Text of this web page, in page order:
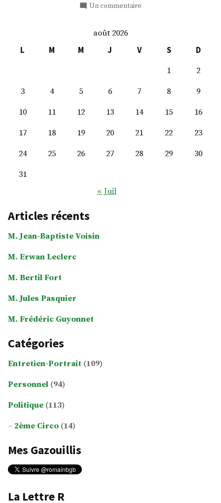
Un commentaire
août 2026
L
M M J V S
D
1
2
3
4 5 6 7 8
9
10
11 12 13 14 15
16
17
18 19 20 21 22
23
24
25 26 27 28 29
30
31
« Juil
Articles récents
M. Jean-Baptiste Voisin
M. Erwan Leclerc
M. Bertil Fort
M. Jules Pasquier
M. Frédéric Guyonnet
Catégories
Entretien-Portrait (109)
Personnel (94)
Politique (113)
2ème Circo (14)
Mes Gazouillis
La Lettre R